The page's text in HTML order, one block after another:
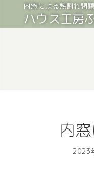
テ
ゲ
内窓による熱割れ問
ハウス工房
内
2023